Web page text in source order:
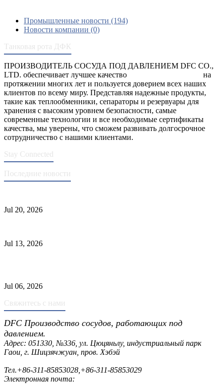
Промышленные новости (194)
Новости компании (0)
Танковая рота ДФК
ПРОИЗВОДИТЕЛЬ СОСУДА ПОД ДАВЛЕНИЕМ DFC CO.,
LTD. обеспечивает лучшее качество
на
протяжении многих лет и пользуется доверием всех наших
клиентов по всему миру. Представляя надежные продукты,
такие как теплообменники, сепараторы и резервуары для
хранения с высоким уровнем безопасности, самые
современные технологии и все необходимые сертификаты
качества, мы уверены, что сможем развивать долгосрочное
сотрудничество с нашими клиентами.
Stay Connected
Последние новости
Jul 20, 2026
Jul 13, 2026
Jul 06, 2026
Свяжитесь с нами
DFC Производство сосудов, работающих под
давлением.
Адрес: 051330, №336, ул. Цюцяньлу, индустриальный парк
Гаои, г. Шицзячжуан, пров. Хэбэй
Тел.+86-311-85853028 +86-311-85853029
Электронная почта: